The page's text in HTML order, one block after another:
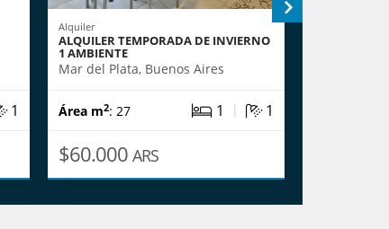
1
Alquiler
ALQUILER TEMPORADA DE INVIERNO
1 AMBIENTE
Mar del Plata, Buenos Aires
Área m2: 27 1 | 1
$60.000 ARS